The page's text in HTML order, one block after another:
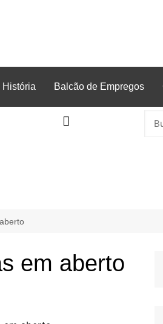
História Balcão de Empregos
em aberto